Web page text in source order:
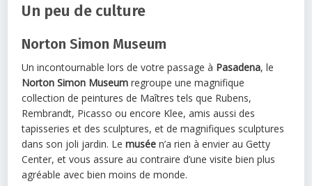
Un peu de culture
Norton Simon Museum
Un incontournable lors de votre passage à Pasadena, le
Norton Simon Museum regroupe une magnifique
collection de peintures de Maîtres tels que Rubens,
Rembrandt, Picasso ou encore Klee, amis aussi des
tapisseries et des sculptures, et de magnifiques sculptures
dans son joli jardin. Lemusée n’a rien à envier au Getty
Center, et vous assure au contraire d’une visite bien plus
agréable avec bien moins de monde.